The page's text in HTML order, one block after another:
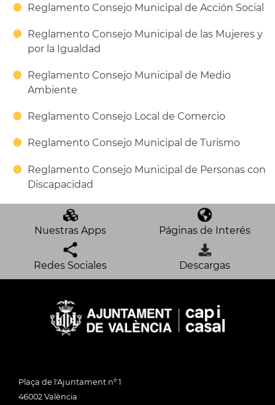
Reglamento Consejo Municipal de Acción Social
Reglamento Consejo Municipal de las Mujeres y
por la Igualdad
Reglamento Consejo Municipal de Medio
Ambiente
Reglamento Consejo Local de Comercio
Reglamento Consejo Municipal de Turismo
Reglamento Consejo Municipal de Personas con
Discapacidad
Nuestras Apps Páginas de Interés
Redes Sociales Descargas
Plaça de l'Ajuntament nº 1
46002 València